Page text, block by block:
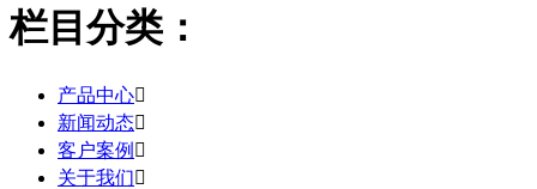
栏目分类：
产品中心
新闻动态
客户案例 
关于我们